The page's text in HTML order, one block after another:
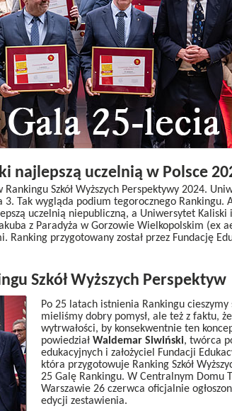
najlepszą uczelnią w Polsce
Szkół Wyższych Perspektywy 2024.
Tak wygląda podium tegorocznego Rankingu.
uczelnią niepubliczną, a Uniwersytet Kaliski
z Paradyża w Gorzowie Wielkopolskim (ex
przygotowany został przez Fundację
Szkół Wyższych Perspektyw
Po 25 latach istnienia Rankingu
mieliśmy dobry pomysł, ale też z faktu,
wytrwałości, by konsekwentnie ten
powiedział Waldemar Siwiński, twórca
edukacyjnych i założyciel Fundacji
która przygotowuje Ranking Szkół
25 Galę Rankingu. W Centralnym Domu
Warszawie 26 czerwca oficjalnie
edycji zestawienia.